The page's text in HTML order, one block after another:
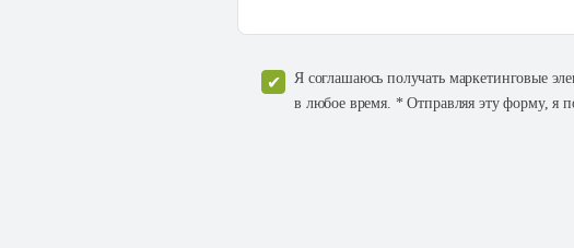
Я соглашаюсь получать маркетинговые
в любое время. * Отправляя эту форму, я